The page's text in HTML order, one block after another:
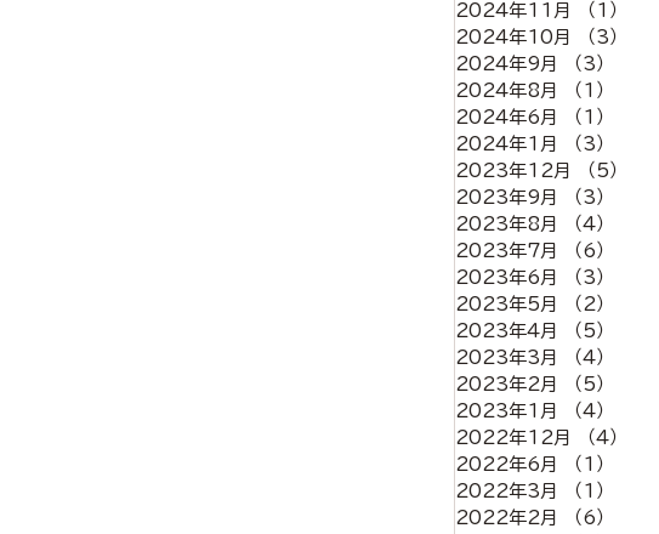
2024年11月
（1）
2024年10月
（3）
2024年9月
（3）
2024年8月
（1）
2024年6月
（1）
2024年1月
（3）
2023年12月
（5）
2023年9月
（3）
2023年8月
（4）
2023年7月
（6）
2023年6月
（3）
2023年5月
（2）
2023年4月
（5）
2023年3月
（4）
2023年2月
（5）
2023年1月
（4）
2022年12月
（4）
2022年6月
（1）
2022年3月
（1）
2022年2月
（6）